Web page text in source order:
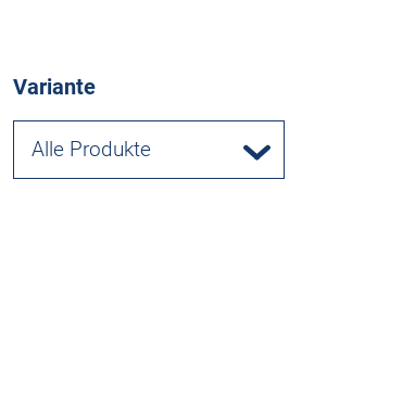
Variante
Alle Produkte